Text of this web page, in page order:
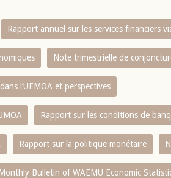
Rapport annuel sur les services financiers
Note trimestrielle de
l‘UEMOA et perspectives
Rapport sur les conditions de
Rapport sur la politique monétaire
Bulletin of WAEMU Economic